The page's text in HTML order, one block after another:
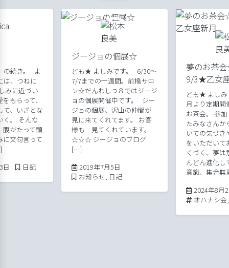
の続き。 よ
は、つねに
みに近づい
もらって、
て、いざとな
く。 そんな
腹がたって頭
に文句言って
日 2019年10月4日
Posted in
日記
ジージョの個展☆
ども★ よしみです。 6/30～
7/7までの一週間。前橋サロ
ン☆だんわしつ８ではジージ
ョの個展開催中です。 ジー
ジョの個展、沢山の仲間が
見に来てくれてます。 お客
様も 見てくれています。
☆☆☆ ジージョのブログ
[…]
2019年7月5日
Posted in
お知らせ 日記
夢のお茶
9/3★乙女
ども★ よしみ
月より定期開
お茶会。 参
たみなさんか
いての気づき
をいただい
くづく、夢は
んどん進化し
意識、集合
2024年8月
Tags:
オハナシ会